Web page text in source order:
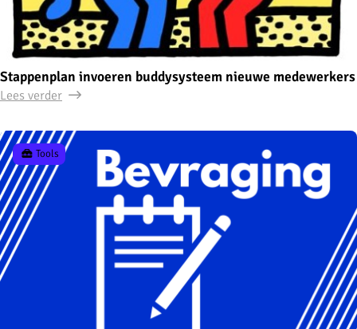
Stappenplan invoeren buddysysteem nieuwe medewerkers
Lees verder
Tools